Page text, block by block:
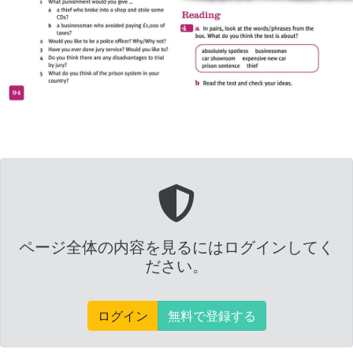
ページ全体の内容を見るにはログインしてく
ださい。
ログイン 無料で登録する